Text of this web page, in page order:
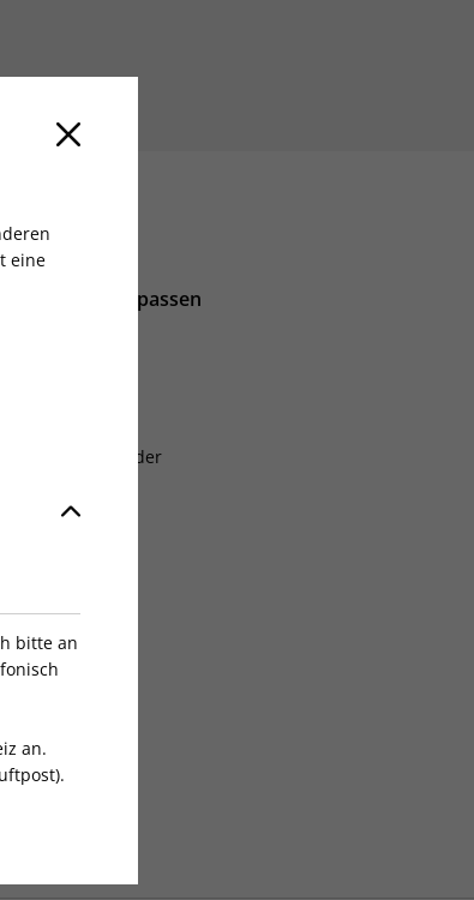
Ausgabe verpassen
zum Ablauf der
eine
bitte an
an.